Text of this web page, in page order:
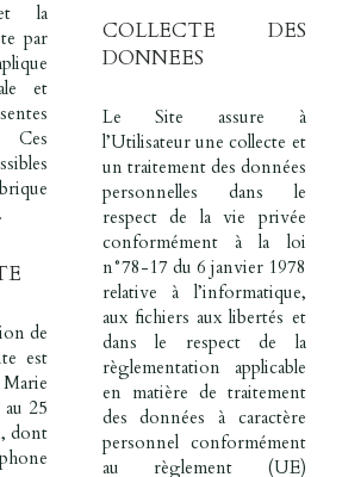
la
par
et
Ces
de
est
Marie
25
dont
COLLECTE DES
DONNEES
Le Site assure à
l’Utilisateur une collecte et
un traitement des données
personnelles dans le
respect de la vie privée
conformément à la loi
n°78-17 du 6 janvier 1978
relative à l’informatique,
aux fichiers aux libertés et
dans le respect de la
règlementation applicable
en matière de traitement
des données à caractère
personnel conformément
au règlement (UE)